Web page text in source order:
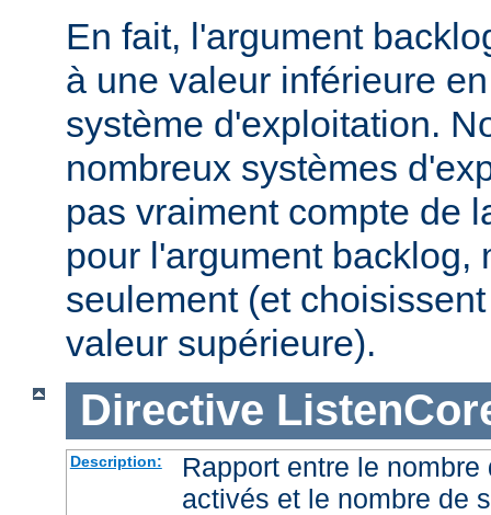
En fait, l'argument
à une valeur inférieure
système d'exploitation.
nombreux systèmes
pas vraiment compte de
pour l'argument backlog,
seulement (et
valeur supérieure).
Directive
Description:
Rapport entre le
activés et le nombre de